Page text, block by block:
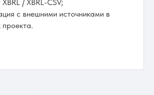
/ XBRL-CSV;
с внешними источниками в